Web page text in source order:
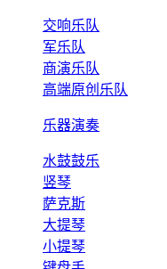
交响乐队
军乐队
商演乐队
高端原创乐队
乐器演奏
水鼓鼓乐
竖琴
萨克斯
大提琴
小提琴